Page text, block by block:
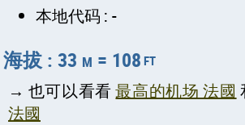
本地代码 : -
海拔 : 33 m = 108ft
→ 也可以看看最高的机场 法國
法國